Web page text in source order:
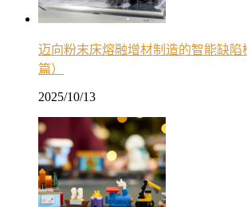
迈向粉末床熔融增材制造的智能缺陷
篇）
2025/10/13